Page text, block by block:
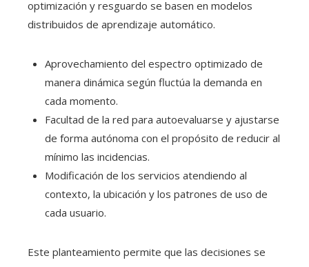
optimización y resguardo se basen en modelos
distribuidos de aprendizaje automático.
Aprovechamiento del espectro optimizado de
manera dinámica según fluctúa la demanda en
cada momento.
Facultad de la red para autoevaluarse y ajustarse
de forma autónoma con el propósito de reducir al
mínimo las incidencias.
Modificación de los servicios atendiendo al
contexto, la ubicación y los patrones de uso de
cada usuario.
Este planteamiento permite que las decisiones se